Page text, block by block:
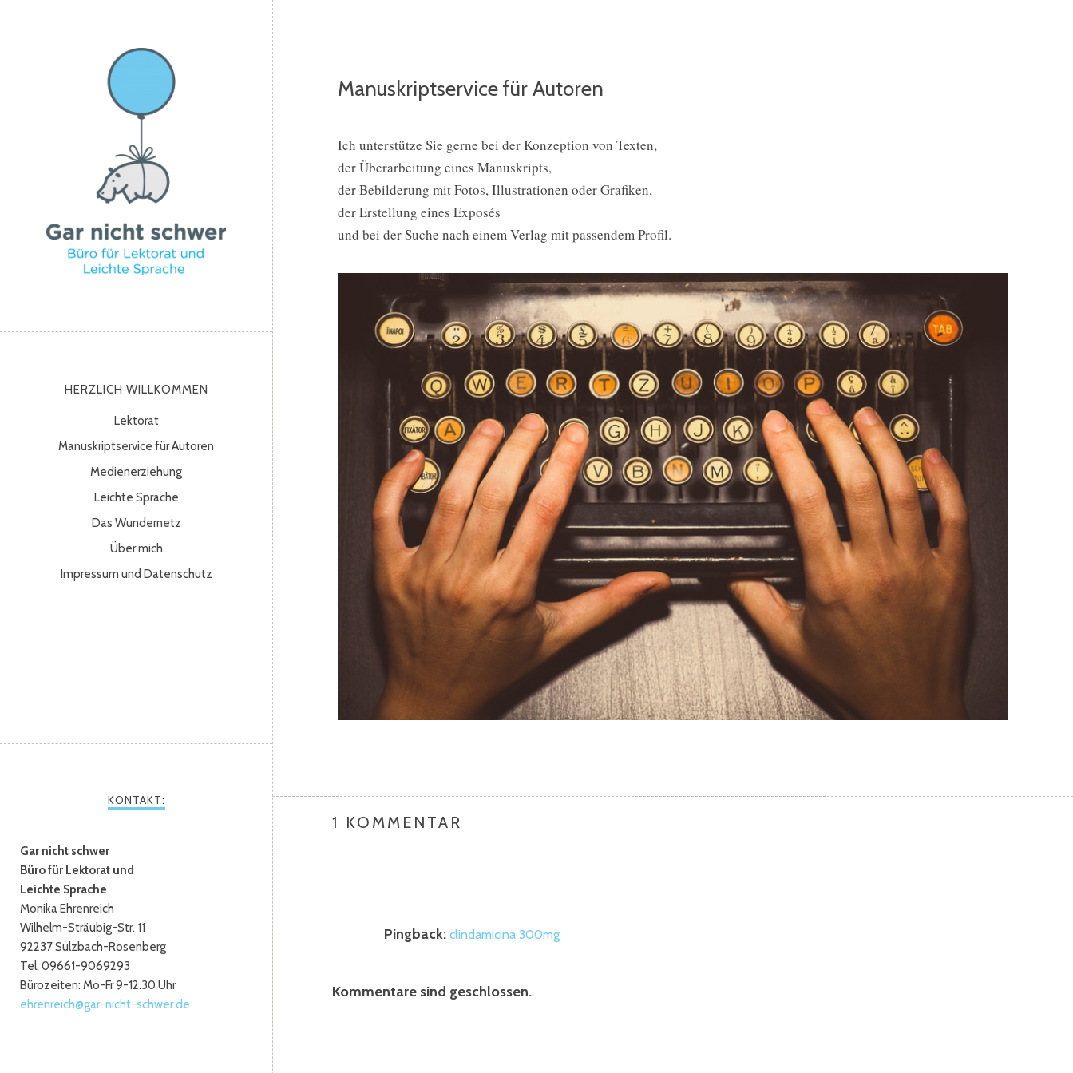
HERZLICH WILLKOMMEN
Lektorat
Manuskriptservice für Autoren
Medienerziehung
Leichte Sprache
Das Wundernetz
Über mich
Impressum und Datenschutz
KONTAKT:
Gar nicht schwer
Büro für Lektorat und
Leichte Sprache
Monika Ehrenreich
Wilhelm-Sträubig-Str. 11
92237 Sulzbach-Rosenberg
Tel. 09661-9069293
Bürozeiten: Mo-Fr 9-12.30 Uhr
ehrenreich@gar-nicht-schwer.de
Manuskriptservice für Autoren
Ich unterstütze Sie gerne bei der Konzeption von Texten,
der Überarbeitung eines Manuskripts,
der Bebilderung mit Fotos, Illustrationen oder Grafiken,
der Erstellung eines Exposés
und bei der Suche nach einem Verlag mit passendem Profil.
1 KOMMENTAR
Pingback: clindamicina 300mg
Kommentare sind geschlossen.